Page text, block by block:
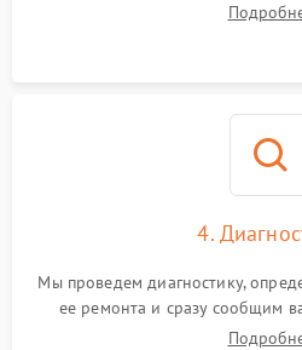
4.
Мы проведем диагностику,
ее ремонта и сразу сообщим